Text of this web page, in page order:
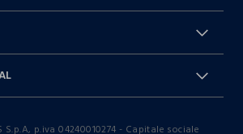
p.iva 04240010274 - Capitale sociale